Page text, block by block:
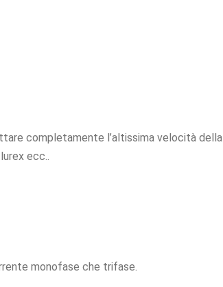
completamente l’altissima velocità della
ecc..
monofase che trifase.